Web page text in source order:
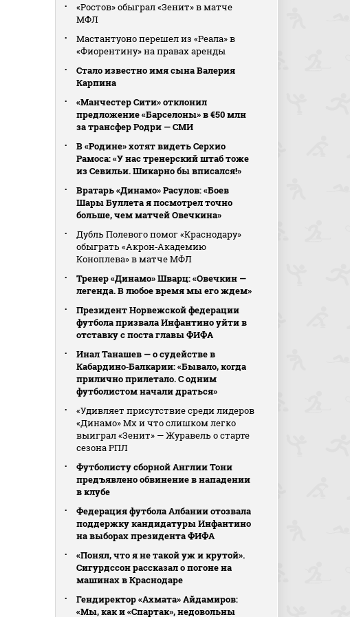
«Ростов» обыграл «Зенит» в матче
МФЛ
Мастантуоно перешел из «Реала» в
«Фиорентину» на правах аренды
Стало известно имя сына Валерия
Карпина
«Манчестер Сити» отклонил
предложение «Барселоны» в €50 млн
за трансфер Родри — СМИ
В «Родине» хотят видеть Серхио
Рамоса: «У нас тренерский штаб тоже
из Севильи. Шикарно бы вписался!»
Вратарь «Динамо» Расулов: «Боев
Шары Буллета я посмотрел точно
больше, чем матчей Овечкина»
Дубль Полевого помог «Краснодару»
обыграть «Акрон‑Академию
Коноплева» в матче МФЛ
Тренер «Динамо» Шварц: «Овечкин —
легенда. В любое время мы его ждем»
Президент Норвежской федерации
футбола призвала Инфантино уйти в
отставку с поста главы ФИФА
Инал Танашев — о судействе в
Кабардино‑Балкарии: «Бывало, когда
прилично прилетало. С одним
футболистом начали драться»
«Удивляет присутствие среди лидеров
«Динамо» Мх и что слишком легко
выиграл «Зенит» — Журавель о старте
сезона РПЛ
Футболисту сборной Англии Тони
предъявлено обвинение в нападении
в клубе
Федерация футбола Албании отозвала
поддержку кандидатуры Инфантино
на выборах президента ФИФА
«Понял, что я не такой уж и крутой».
Сигурдссон рассказал о погоне на
машинах в Краснодаре
Гендиректор «Ахмата» Айдамиров:
«Мы, как и «Спартак», недовольны